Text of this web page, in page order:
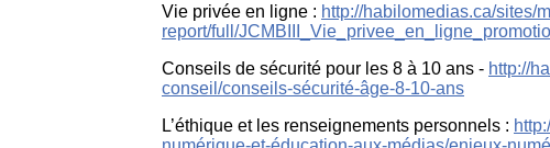
Vie privée en ligne : http://habilomedias.ca/sites/
report/full/
Conseils de sécurité pour les 8 à 10 ans - http://
conseil/conseils-sécurité-âge-8-10-ans
L’éthique et les renseignements personnels :